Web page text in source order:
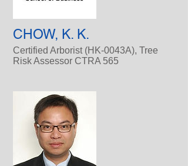
CHOW, K. K.
Certified Arborist (HK-0043A), Tree
Risk Assessor CTRA 565